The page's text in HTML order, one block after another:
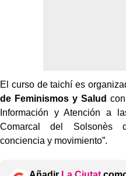
El curso de taichí es
de Feminismos y Salud
Información y Atención a
Comarcal del Solsonès
conciencia y movimiento”.